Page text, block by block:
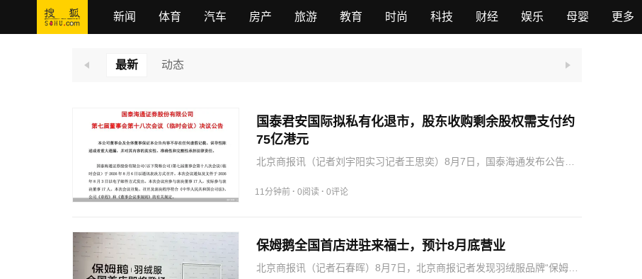
新闻 体育 汽车 房产 旅游 教育 时尚 科技 财经 娱乐 母婴 更多
最新 动态
国泰君安国际拟私有化退市，股东收购剩余股权需支付约
75亿港元
北京商报讯（记者刘宇阳实习记者王思奕）8月7日，国泰海通发布公告表
运作方案的议案》，同意公司全资子公司国泰海通金融控股有限公司（以
11分钟前 · 0阅读 · 0评论
保姆鹅全国首店进驻来福士，预计8月底营业
北京商报讯（记者石春晖）8月7日，北京商报记者发现羽绒服品牌“保姆鹅”